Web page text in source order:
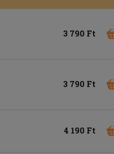
3 790 Ft
3 790 Ft
4 190 Ft